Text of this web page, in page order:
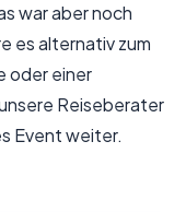
war aber noch
es alternativ zum
oder einer
Reiseberater
Event weiter.